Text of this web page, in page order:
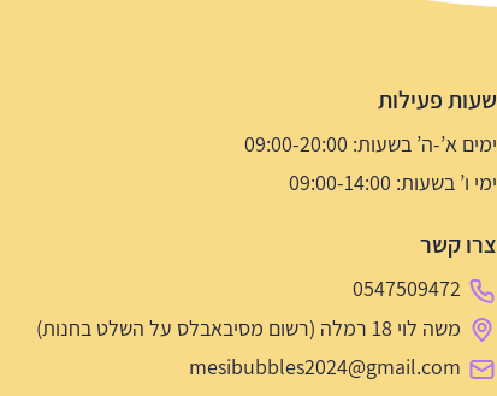
שעות פעילות
ימים א’-ה’ בשעות: 09:00-20:00
ימי ו’ בשעות: 09:00-14:00
צרו קשר
0547509472
משה לוי 18 רמלה (רשום מסיבאבלס על השלט בחנות)
mesibubbles2024@gmail.com